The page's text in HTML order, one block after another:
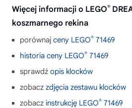
Więcej informacji o LEGO®
koszmarnego rekina
porównaj ceny LEGO® 71469
historia ceny LEGO® 71469
sprawdź opis klocków
zobacz zdjęcia zestawu klocków
zobacz instrukcję LEGO® 71469